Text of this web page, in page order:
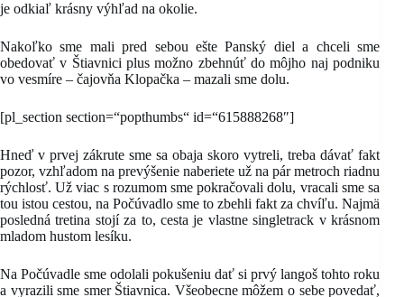
je odkiaľ krásny výhľad na okolie.
Nakoľko sme mali pred sebou ešte Panský diel a chceli sme
obedovať v Štiavnici plus možno zbehnúť do môjho naj podniku
vo vesmíre – čajovňa Klopačka – mazali sme dolu.
[pl_section section=“popthumbs“ id=“615888268″]
Hneď v prvej zákrute sme sa obaja skoro vytreli, treba dávať fakt
pozor, vzhľadom na prevýšenie naberiete už na pár metroch riadnu
rýchlosť. Už viac s rozumom sme pokračovali dolu, vracali sme sa
tou istou cestou, na Počúvadlo sme to zbehli fakt za chvíľu. Najmä
posledná tretina stojí za to, cesta je vlastne singletrack v krásnom
mladom hustom lesíku.
Na Počúvadle sme odolali pokušeniu dať si prvý langoš tohto roku
a vyrazili sme smer Štiavnica. Všeobecne môžem o sebe povedať,